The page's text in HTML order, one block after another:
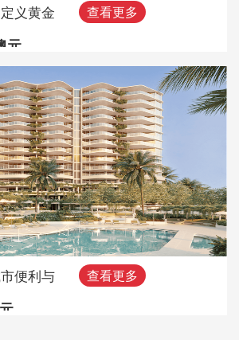
义黄金
元
查看更多
便利与 查看更多